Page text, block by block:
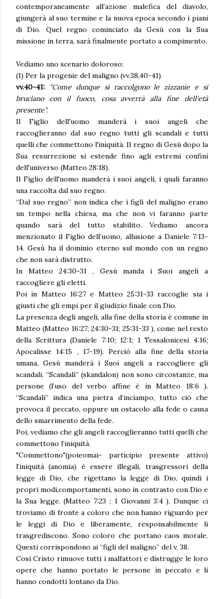
contemporaneamente all’azione malefica del diavolo,
giungerà al suo termine e la nuova epoca secondo i piani
di Dio. Quel regno cominciato da Gesù con la Sua
missione in terra, sarà finalmente portato a compimento.
Vediamo uno scenario doloroso:
(1) Per la progenie del maligno (vv.38,40-41)
vv.40-41:
"Come dunque si raccolgono le zizzanie e si
bruciano con il fuoco, cosa avverrà alla fine dell'età
presente".
Il Figlio dell'uomo manderà i suoi angeli che
raccoglieranno dal suo regno tutti gli scandali e tutti
quelli che commettono l'iniquità. Il regno di Gesù dopo la
Sua resurrezione si estende fino agli estremi confini
dell'universo (Matteo 28:18).
Il Figlio dell'uomo manderà i suoi angeli, i quali faranno
una raccolta dal suo regno.
“Dal suo regno” non indica che i figli del maligno erano
un tempo nella chiesa, ma che non vi faranno parte
quando sarà del tutto stabilito. Vediamo ancora
menzionato il Figlio dell’uomo, allusione a Daniele 7:13-
14. Gesù ha il dominio eterno sul mondo con un regno
che non sarà distrutto.
In Matteo 24:30-31 , Gesù manda i Suoi angeli a
raccogliere gli eletti.
Poi in Matteo 16:27 e Matteo 25:31-33 raccoglie sia i
giusti che gli empi per il giudizio finale con Dio.
La presenza degli angeli, alla fine della storia è comune in
Matteo (Matteo 16:27; 24:30-31; 25:31-33 ), come nel resto
della Scrittura (Daniele 7:10; 12:1; 1 Tessalonicesi 4:16;
Apocalisse 14:15 , 17-19). Perciò alla fine della storia
umana, Gesù manderà i Suoi angeli a raccogliere gli
scandali. “Scandali” (skandalon) non sono circostanze, ma
persone (l’uso del verbo affine è in Matteo 18:6 ).
“Scandali” indica una pietra d’inciampo, tutto ciò che
provoca il peccato, oppure un ostacolo alla fede o causa
dello smarrimento della fede.
Poi, vediamo che gli angeli raccoglieranno tutti quelli che
commettono l’iniquità.
"Commettono"(poieomai- participio presente attivo)
l’iniquità (anomia) è essere illegali, trasgressori della
legge di Dio, che rigettano la legge di Dio, quindi i
propri modi,comportamenti, sono in contrasto con Dio e
la Sua legge. (Matteo 7:23 ; 1 Giovanni 3:4 ). Dunque ci
troviamo di fronte a coloro che non hanno riguardo per
le leggi di Dio e liberamente, responsabilmente li
trasgrediscono. Sono coloro che portano caos morale.
Questi corrispondono ai “figli del maligno” del v. 38.
Così Cristo rimuove tutti i malfattori e distrugge le loro
opere che hanno portato le persone in peccato e li
hanno condotti lontano da Dio.